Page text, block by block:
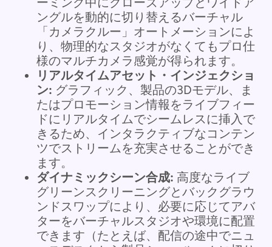
ングルを動的に切り替えるバーチャル
「カメラクルー」オートメーションによ
り、物理的なスタジオがなくてもプロ仕
様のマルチカメラ感覚が得られます。
リアルタイムアセット・インジェクショ
ン: グラフィック、製品の3Dモデル、ま
たはプロモーション情報をライブフィー
ドにリアルタイムでシームレスに挿入で
きるため、インタラクティブなコンテン
ツでストリームを充実させることができ
ます。
ダイナミックシーン合成: 高度なライブ
グリーンスクリーニングとバックグラウ
ンドスワップにより、必要に応じてアバ
ターをバーチャルスタジオや環境に配置
できます（たとえば、配信の途中でニュ